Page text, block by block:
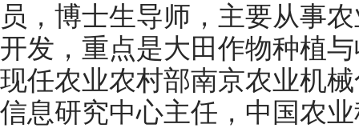
员，博士生导师，主要从事
开发，重点是大田作物种植
现任农业农村部南京农业机
信息研究中心主任，中国农